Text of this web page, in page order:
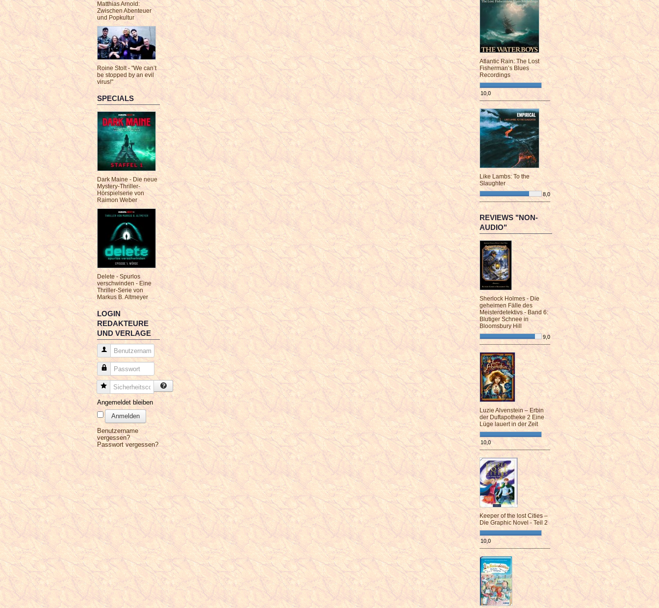
Matthias Arnold:
Zwischen Abenteuer
und Popkultur
Roine Stolt - "We can’t
be stopped by an evil
virus!"
SPECIALS
Dark Maine - Die neue
Mystery-Thriller-
Hörspielserie von
Raimon Weber
Delete - Spurlos
verschwinden - Eine
Thriller-Serie von
Markus B. Altmeyer
LOGIN
REDAKTEURE
UND VERLAGE
Benutzername
Passwort
Sicherheitscode
Angemeldet bleiben
Anmelden
Benutzername
vergessen?
Passwort vergessen?
Atlantic Rain: The Lost
Fisherman’s Blues
Recordings
10,0
¯¯¯¯¯¯¯¯¯¯¯¯¯¯¯¯¯¯¯¯¯¯¯¯
Like Lambs: To the
Slaughter
8,0
¯¯¯¯¯¯¯¯¯¯¯¯¯¯¯¯¯¯¯¯¯¯¯¯
REVIEWS "NON-
AUDIO"
Sherlock Holmes - Die
geheimen Fälle des
Meisterdetektivs - Band 6:
Blutiger Schnee in
Bloomsbury Hill
9,0
¯¯¯¯¯¯¯¯¯¯¯¯¯¯¯¯¯¯¯¯¯¯¯¯
Luzie Alvenstein – Erbin
der Duftapotheke 2 Eine
Lüge lauert in der Zeit
10,0
¯¯¯¯¯¯¯¯¯¯¯¯¯¯¯¯¯¯¯¯¯¯¯¯
Keeper of the lost Cities –
Die Graphic Novel - Teil 2
10,0
¯¯¯¯¯¯¯¯¯¯¯¯¯¯¯¯¯¯¯¯¯¯¯¯